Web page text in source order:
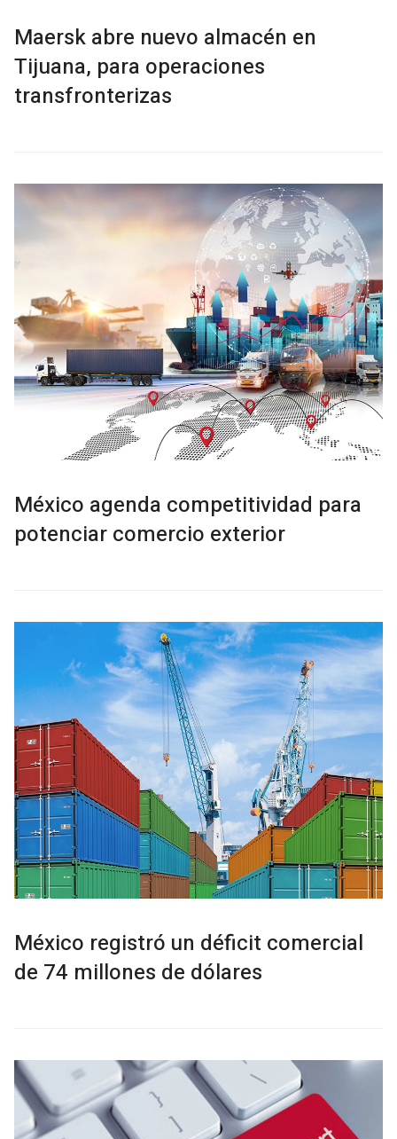
Maersk abre nuevo almacén en
Tijuana, para operaciones
transfronterizas
México agenda competitividad para
potenciar comercio exterior
México registró un déficit comercial
de 74 millones de dólares